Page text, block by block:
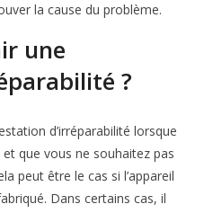
la cause du problème.
une
?
d’irréparabilité lorsque
que vous ne souhaitez pas
peut être le cas si l’appareil
Dans certains cas, il